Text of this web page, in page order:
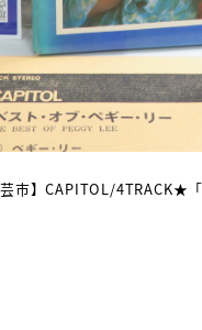
市】CAPITOL/4TRACK★